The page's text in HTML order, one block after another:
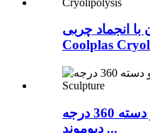
انجماد چربی
Coolplas
مجسمه لاغری یخی دو دسته 360 درجه
دیوموند ...